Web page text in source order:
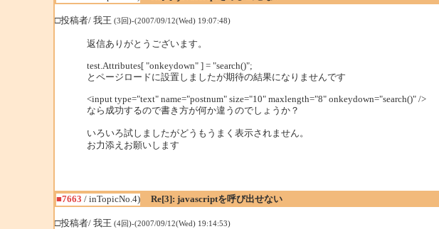
□投稿者/ 我王 (3回)-(2007/09/12(Wed) 19:07:48)
返信ありがとうございます。
test.Attributes[ "onkeydown" ] = "search()";
とページロードに設置しましたが期待の結果になりませんです
<input type="text" name="postnum" size="10" maxlength="8" onkeydown="search()" />
なら成功するので書き方が何か違うのでしょうか？
いろいろ試しましたがどうもうまく表示されません。
お力添えお願いします
■7663 / inTopicNo.4)
Re[3]: javascriptを呼び出せない
□投稿者/ 我王 (4回)-(2007/09/12(Wed) 19:14:53)